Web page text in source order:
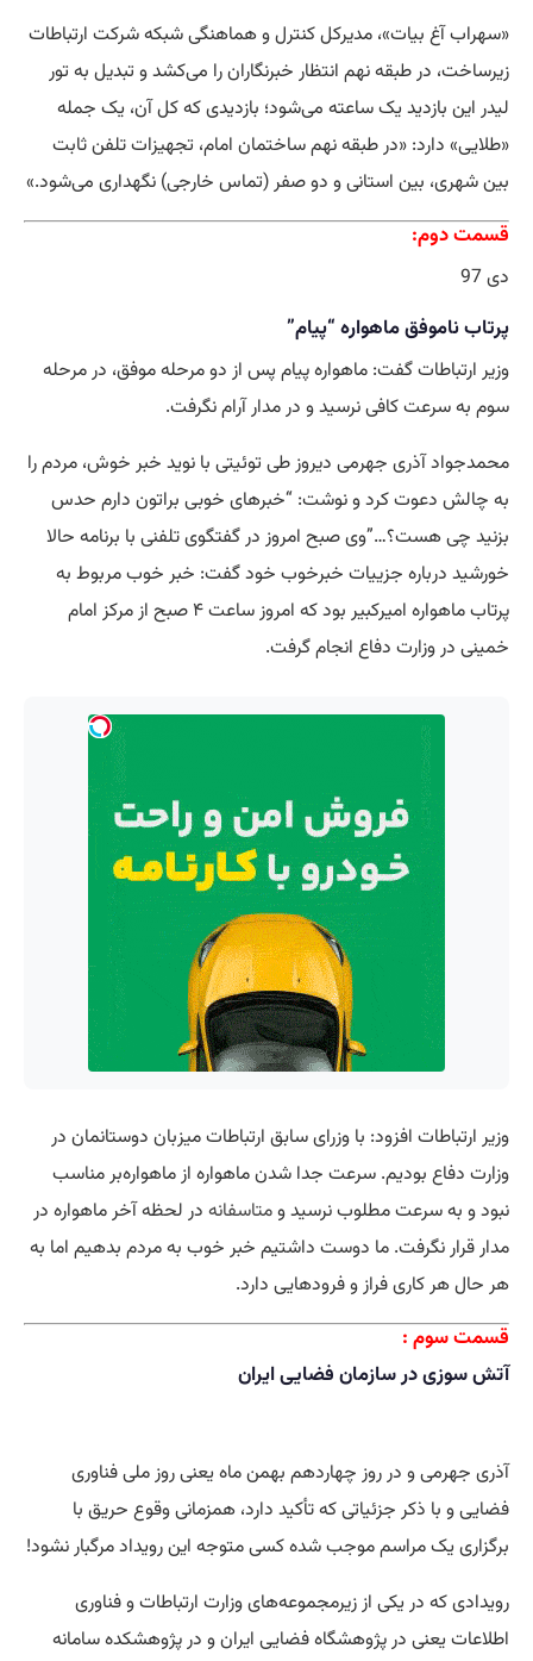
«سهراب آغ بیات»، مدیرکل کنترل و هماهنگی شبکه شرکت ارتباطات
زیرساخت، در طبقه نهم انتظار خبرنگاران را می‌کشد و تبدیل به تور
لیدر این بازدید یک ساعته می‌شود؛ بازدیدی که کل آن، یک جمله
«طلایی» دارد: «در طبقه نهم ساختمان امام، تجهیزات تلفن ثابت
بین شهری، بین استانی و دو صفر (تماس خارجی) نگهداری می‌شود.»
قسمت دوم:
دی 97
پرتاب ناموفق ماهواره “پیام”
وزیر ارتباطات گفت: ماهواره پیام پس از دو مرحله موفق، در مرحله
سوم به سرعت کافی نرسید و در مدار آرام نگرفت.
محمدجواد آذری جهرمی دیروز طی توئیتی با نوید خبر خوش، مردم را
به چالش دعوت کرد و نوشت: “خبرهای خوبی براتون دارم حدس
بزنید چی هست؟…”وی صبح امروز در گفتگوی تلفنی با برنامه حالا
خورشید درباره جزییات خبرخوب خود گفت: خبر خوب مربوط به
پرتاب ماهواره امیرکبیر بود که امروز ساعت ۴ صبح از مرکز امام
خمینی در وزارت دفاع انجام گرفت.
وزیر ارتباطات افزود: با وزرای سابق ارتباطات میزبان دوستانمان در
وزارت دفاع بودیم. سرعت جدا شدن ماهواره از ماهواره‌بر مناسب
نبود و به سرعت مطلوب نرسید ومتاسفانه در لحظه آخر ماهواره در
مدار قرار نگرفت. ما دوست داشتیم خبر خوب به مردم بدهیم اما به
هر حال هر کاری فراز و فرودهایی دارد.
قسمت سوم :
آتش سوزی در سازمان فضایی ایران
آذری جهرمی و در روز چهاردهم بهمن ماه یعنی روز ملی فناوری
فضایی و با ذکر جزئیاتی که تأکید دارد، همزمانی وقوع حریق با
برگزاری یک مراسم موجب شده کسی متوجه این رویداد مرگبار نشود!
رویدادی که در یکی از زیرمجموعه‌های وزارت ارتباطات و فناوری
اطلاعات یعنی در پژوهشگاه فضایی ایران و در پژوهشکده سامانه